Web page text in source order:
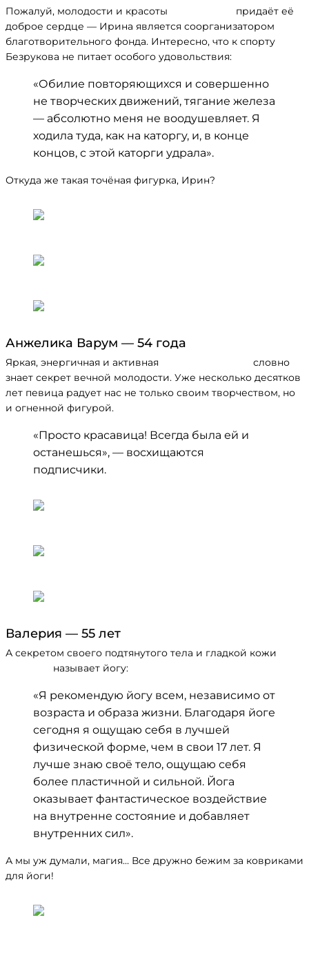
Пожалуй, молодости и красоты
придаёт её
доброе сердце — Ирина является соорганизатором
благотворительного фонда. Интересно, что к спорту
Безрукова не питает особого удовольствия:
«Обилие повторяющихся и совершенно
не творческих движений, тягание железа
— абсолютно меня не воодушевляет. Я
ходила туда, как на каторгу, и, в конце
концов, с этой каторги удрала».
Откуда же такая точёная фигурка, Ирин?
Анжелика Варум — 54 года
Яркая, энергичная и активная
словно
знает секрет вечной молодости. Уже несколько десятков
лет певица радует нас не только своим творчеством, но
и огненной фигурой.
«Просто красавица! Всегда была ей и
останешься», — восхищаются
подписчики.
Валерия — 55 лет
А секретом своего подтянутого тела и гладкой кожи
называет йогу:
«Я рекомендую йогу всем, независимо от
возраста и образа жизни. Благодаря йоге
сегодня я ощущаю себя в лучшей
физической форме, чем в свои 17 лет. Я
лучше знаю своё тело, ощущаю себя
более пластичной и сильной. Йога
оказывает фантастическое воздействие
на внутренне состояние и добавляет
внутренних сил».
А мы уж думали, магия… Все дружно бежим за ковриками
для йоги!